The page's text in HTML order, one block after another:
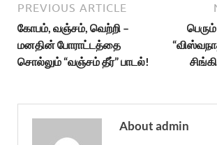
PREVIOUS ARTICLE
கோபம், வஞ்சம், வெற்றி –
மனதின் போராட்டத்தை
சொல்லும் “வஞ்சம் தீர்” பாடல்!
About admin